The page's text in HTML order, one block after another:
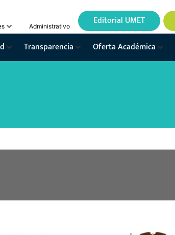
Administrativo Editorial UMET
Transparencia Oferta Académica